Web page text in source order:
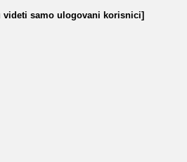
videti samo ulogovani korisnici]